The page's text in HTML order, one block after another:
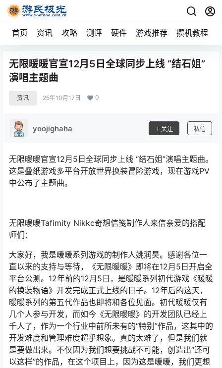
首页 资讯 攻略 测评 硬件 游戏推荐 攒机教程
无限暖暖官宣12月5日全球同步上线 “结石姐”
演唱主题曲
资讯 25年10月17日 0
yoojighaha 关注 私信
无限暖暖官宣12月5日全球同步上线 “结石姐”演唱主题曲。
这是叠纸游戏多平台开放世界换装冒险游戏，现在游戏PV
中公布了主题曲。
无限暖暖Tafimity Nikkc奇想信笺制作人来信亲爱的搭配
师们：
大家好，我是暖暖系列游戏的制作人姚润昊。感谢各位一
直以来的支持与等待，《无限暖暖》即将在12月5日开启全
平台公测。12年前的12月5日，是暖暖系列初代游戏《暖暖
的换装物语》开发完成正式上线的日子。12年后的这天，
暖暖系列的第五代作品也即将和各位见面。初代暖暖仅有
几个人参与开发，而如今《无限暖暖》的开发团队已经上
千人了，作为一个行业中前所未有的“特别”作品，这其中的
开发难度和管理难度超乎想象。真的太难了，但是我们就
是要做出来。不仅因为我们想要挑战不可能，创造出“还可
以这样”的作品，在这个项目上，因为这是暖暖，我们更想